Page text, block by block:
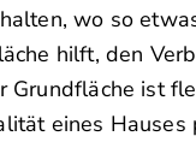
wo so
hilft, den
Grundfläche ist
eines Hauses